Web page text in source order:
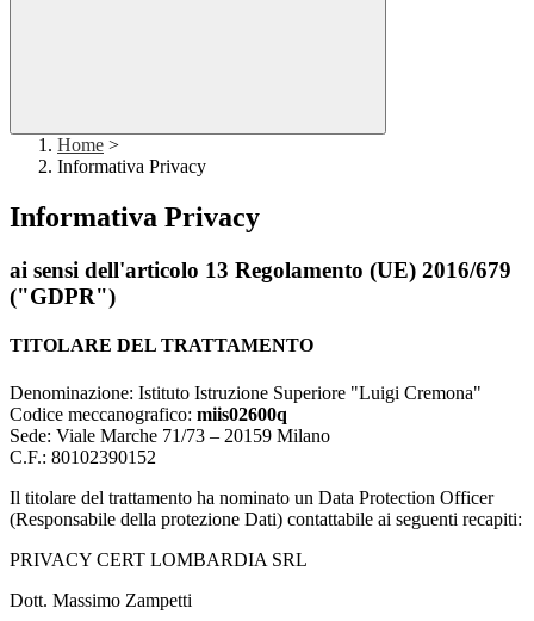
Home >
Informativa Privacy
Informativa Privacy
ai sensi dell'articolo 13 Regolamento (UE) 2016/679
("GDPR")
TITOLARE DEL TRATTAMENTO
Denominazione: Istituto Istruzione Superiore "Luigi Cremona"
Codice meccanografico: miis02600q
Sede: Viale Marche 71/73 – 20159 Milano
C.F.: 80102390152
Il titolare del trattamento ha nominato un Data Protection Officer
(Responsabile della protezione Dati) contattabile ai seguenti recapiti:
PRIVACY CERT LOMBARDIA SRL
Dott. Massimo Zampetti